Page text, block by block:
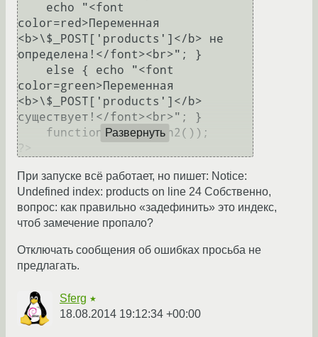
color=red>Переменная
<b>\$_POST['products']</b> не
определена!</font><br>"; }
color=green>Переменная
<b>\$_POST['products']</b>
существует!</font><br>"; }
?>
Развернуть
При запуске всё работает, но пишет: Notice:
Undefined index: products on line 24 Собственно,
вопрос: как правильно «задефинить» это индекс,
чтоб замечение пропало?
Отключать сообщения об ошибках просьба не
предлагать.
Sferg ★
18.08.2014 19:12:34 +00:00